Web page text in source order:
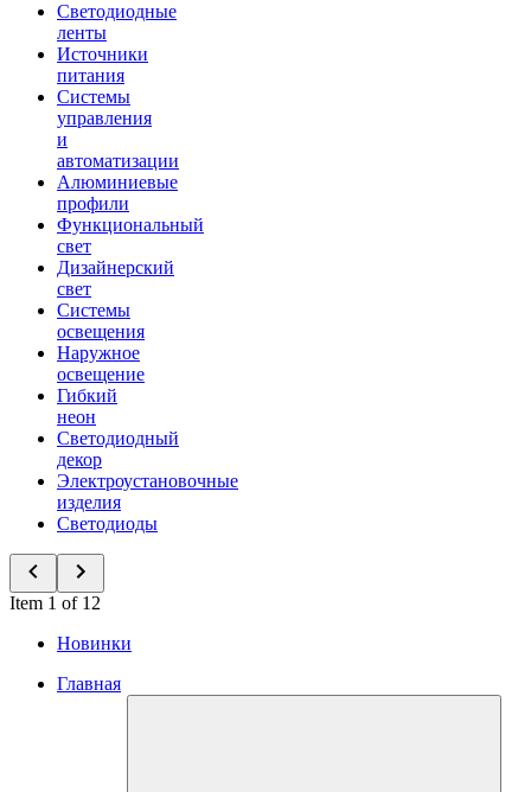
Светодиодные
ленты
Источники
питания
Системы
управления
и
автоматизации
Алюминиевые
профили
Функциональный
свет
Дизайнерский
свет
Системы
освещения
Наружное
освещение
Гибкий
неон
Светодиодный
декор
Электроустановочные
изделия
Светодиоды
Item 1 of 12
Новинки
Главная